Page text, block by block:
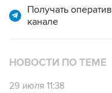
Получать
канале
НОВОСТИ ПО ТЕМЕ
29 июля 11:38